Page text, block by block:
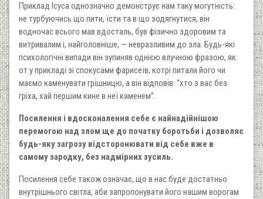
Приклад Ісуса однозначно демонструє нам таку могутність:
не турбуючись що пити, їсти та в що зодягнутися, він
водночас всього мав вдосталь, був фізично здоровим та
витривалим і, найголовніше, — невразливим до зла. Будь-які
психологічні випади він зупиняв однією влучною фразою, як
от у прикладі зі спокусами фарисеїв, котрі питали його чи
маємо каменувати грішницю, а він відповів: “хто з вас без
гріха, хай першим кине в неї каменем”.
Посилення і вдосконалення себе є найнадійнішою
перемогою над злом ще до початку боротьби і дозволяє
будь-яку загрозу відсторонювати від себе вже в
самому зародку, без надмірних зусиль.
Посилення себе також означає, що в нас буде достатньо
внутрішнього світла, аби запропонувати його нашим ворогам